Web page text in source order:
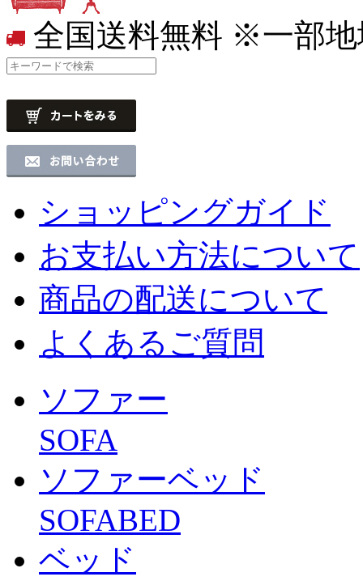
全国送料無料 ※一部地
ショッピングガイド
お支払い方法について
商品の配送について
よくあるご質問
ソファー
SOFA
ソファーベッド
SOFABED
ベッド